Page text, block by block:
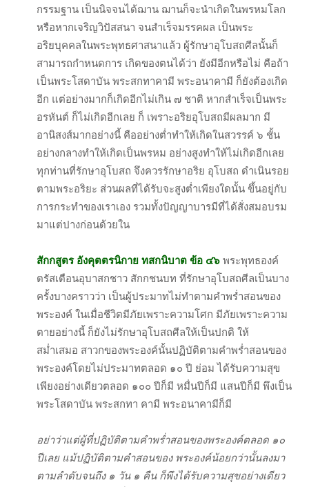
กรรมฐาน เป็นนิจจนได้ฌาน ฌานก็จะนำเกิดในพรหมโลก
หรือหากเจริญวิปัสสนา จนสำเร็จมรรคผล เป็นพระ
อริยบุคคลในพระพุทธศาสนาแล้ว ผู้รักษาอุโบสถศีลนั้นก็
สามารถกำหนดการ เกิดของตนได้ว่า ยังมีอีกหรือไม่ คือถ้า
เป็นพระโสดาบัน พระสกทาคามี พระอนาคามี ก็ยังต้องเกิด
อีก แต่อย่างมากก็เกิดอีกไม่เกิน ๗ ชาติ หากสำเร็จเป็นพระ
อรหันต์ ก็ไม่เกิดอีกเลย ก็ เพราะอริยอุโบสถมีผลมาก มี
อานิสงส์มากอย่างนี้ คืออย่างต่ำทำให้เกิดในสวรรค์ ๖ ชั้น
อย่างกลางทำให้เกิดเป็นพรหม อย่างสูงทำให้ไม่เกิดอีกเลย
ทุกท่านที่รักษาอุโบสถ จึงควรรักษาอริย อุโบสถ ดำเนินรอย
ตามพระอริยะ ส่วนผลที่ได้รับจะสูงต่ำเพียงใดนั้น ขึ้นอยู่กับ
การกระทำของเราเอง รวมทั้งปัญญาบารมีที่ได้สั่งสมอบรม
มาแต่ปางก่อนด้วยใน
สักกสูตร อังคุตตรนิกาย ทสกนิบาต ข้อ ๔๖ พระพุทธองค์
ตรัสเตือนอุบาสกชาว สักกชนบท ที่รักษาอุโบสถศีลเป็นบาง
ครั้งบางคราวว่า เป็นผู้ประมาทไม่ทำตามคำพร่ำสอนของ
พระองค์ ในเมื่อชีวิตมีภัยเพราะความโศก มีภัยเพราะความ
ตายอย่างนี้ ก็ยังไม่รักษาอุโบสถศีลให้เป็นปกติ ให้
สม่ำเสมอ สาวกของพระองค์นั้นปฏิบัติตามคำพร่ำสอนของ
พระองค์โดยไม่ประมาทตลอด ๑๐ ปี ย่อม ได้รับความสุข
เพียงอย่างเดียวตลอด ๑๐๐ ปีก็มี หมื่นปีก็มี แสนปีก็มี พึงเป็น
พระโสดาบัน พระสกทา คามี พระอนาคามีก็มี
อย่าว่าแต่ผู้ที่ปฏิบัติตามคำพร่ำสอนของพระองค์ตลอด ๑๐
ปีเลย แม้ปฏิบัติตามคำสอนของ พระองค์น้อยกว่านั้นลงมา
ตามลำดับจนถึง ๑ วัน ๑ คืน ก็พึงได้รับความสุขอย่างเดียว